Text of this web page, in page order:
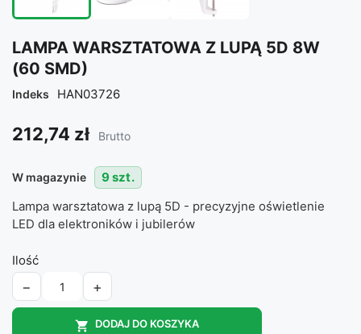
LAMPA WARSZTATOWA Z LUPĄ 5D 8W
(60 SMD)
Indeks HAN03726
212,74 zł Brutto
W magazynie
9 szt.
Lampa warsztatowa z lupą 5D - precyzyjne oświetlenie
LED dla elektroników i jubilerów
Ilość
− +
 DODAJ DO KOSZYKA